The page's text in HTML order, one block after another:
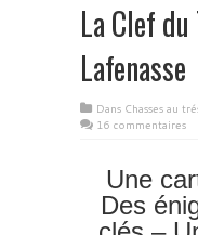
La Clef
Lafenasse
Dans Chasses au
16 commentaires
Une
Des